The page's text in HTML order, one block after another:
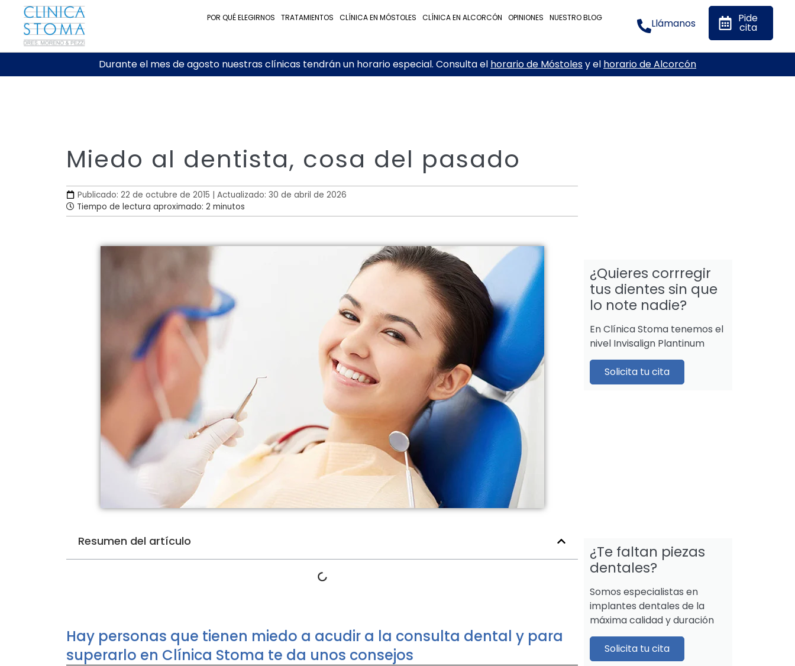
POR QUÉ ELEGIRNOS TRATAMIENTOS CLÍNICA EN MÓSTOLES CLÍNICA EN ALCORCÓN OPINIONES NUESTRO BLOG Llámanos Pide
cita
Durante el mes de agosto nuestras clínicas tendrán un horario especial. Consulta el horario de Móstolesy el horario de Alcorcón
Miedo al dentista, cosa del pasado
Publicado: 22 de octubre de 2015 | Actualizado: 30 de abril de 2026
Tiempo de lectura aproximado: 2 minutos
Resumen del artículo
Hay personas que tienen miedo a acudir a la consulta dental y para
superarlo en Clínica Stoma te da unos consejos
¿Quieres corrregir
tus dientes sin que
lo note nadie?
En Clínica Stoma tenemos el
nivel Invisalign Plantinum
Solicita tu cita
¿Te faltan piezas
dentales?
Somos especialistas en
implantes dentales de la
máxima calidad y duración
Solicita tu cita